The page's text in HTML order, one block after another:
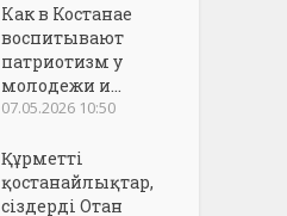
Как в Костанае
воспитывают
патриотизм у
молодежи и...
07.05.2026 10:50
Құрметті
қостанайлықтар,
сіздерді Отан